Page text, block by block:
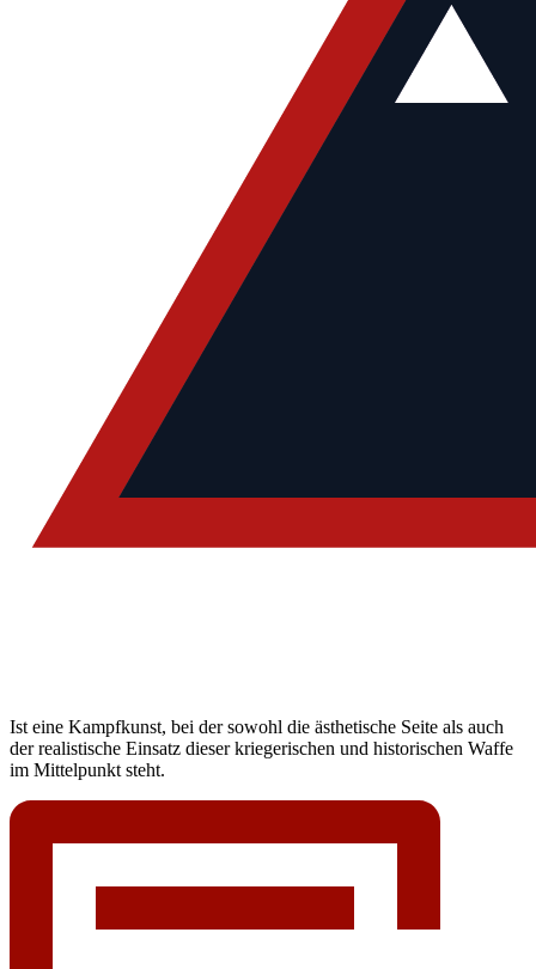
Ist eine Kampfkunst, bei der sowohl die ästhetische Seite als auch
der realistische Einsatz dieser kriegerischen und historischen Waffe
im Mittelpunkt steht.